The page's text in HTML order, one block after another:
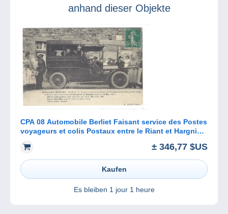
anhand dieser Objekte
CPA 08 Automobile Berliet Faisant service des Postes
voyageurs et colis Postaux entre le Riant et Hargnies
± 346,77 $US
Kaufen
Es bleiben 1 jour 1 heure